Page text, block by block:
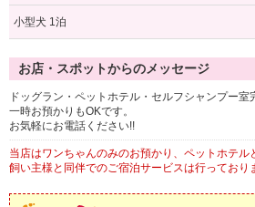
小型犬 1泊
お店・スポットからのメッセージ
ドッグラン・ペットホテル・セルフシャンプー室
一時お預かりもOKです。
お気軽にお電話ください!!
当店はワンちゃんのみのお預かり、ペットホテル
飼い主様と同伴でのご宿泊サービスは行っており